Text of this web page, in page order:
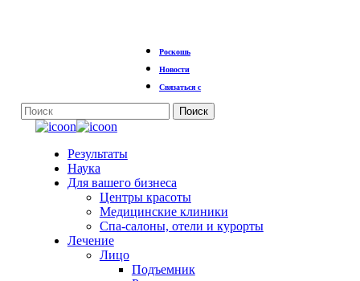
Роскошь
Новости
Связаться с
Поиск
Закрыть
МенюРезультаты
Наука
Для вашего бизнеса
Центры красоты
Медицинские клиники
Спа-салоны, отели и курорты
Лечение
Лицо
Подъемник